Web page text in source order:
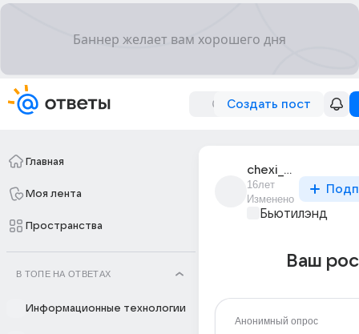
Создать пост
Главная
Моя лента
Пространства
В ТОПЕ НА ОТВЕТАХ
Информационные технологии
chexi_hnh
16лет
Изменено
Бьютилэнд
Ваш
Анонимный опрос